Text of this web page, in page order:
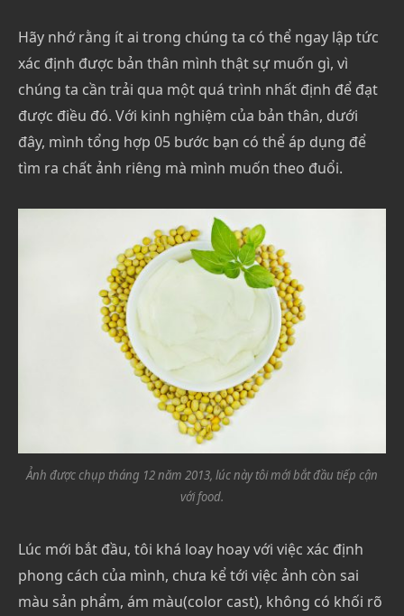
Hãy nhớ rằng ít ai trong chúng ta có thể ngay lập tức
xác định được bản thân mình thật sự muốn gì, vì
chúng ta cần trải qua một quá trình nhất định để đạt
được điều đó. Với kinh nghiệm của bản thân, dưới
đây, mình tổng hợp 05 bước bạn có thể áp dụng để
tìm ra chất ảnh riêng mà mình muốn theo đuổi.
Ảnh được chụp tháng 12 năm 2013, lúc này tôi mới bắt đầu tiếp cận
với food.
Lúc mới bắt đầu, tôi khá loay hoay với việc xác định
phong cách của mình, chưa kể tới việc ảnh còn sai
màu sản phẩm, ám màu(color cast), không có khối rõ